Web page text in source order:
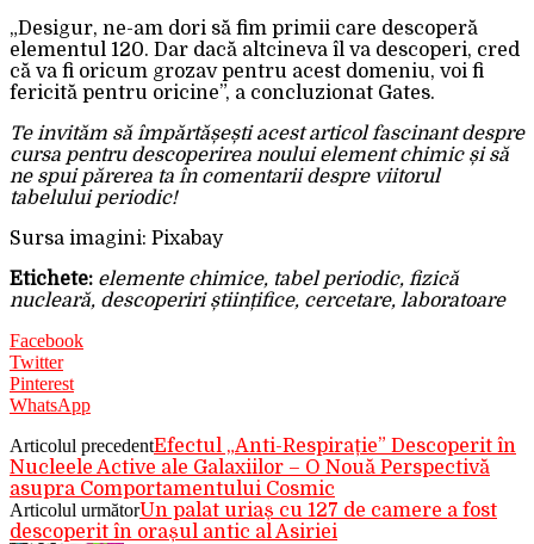
„Desigur, ne-am dori să fim primii care descoperă
elementul 120. Dar dacă altcineva îl va descoperi, cred
că va fi oricum grozav pentru acest domeniu, voi fi
fericită pentru oricine”, a concluzionat Gates.
Te invităm să împărtășești acest articol fascinant despre
cursa pentru descoperirea noului element chimic și să
ne spui părerea ta în comentarii despre viitorul
tabelului periodic!
Sursa imagini: Pixabay
Etichete: elemente chimice, tabel periodic, fizică
nucleară, descoperiri științifice, cercetare, laboratoare
Facebook
Twitter
Pinterest
WhatsApp
Articolul precedentEfectul „Anti-Respirație” Descoperit în
Nucleele Active ale Galaxiilor – O Nouă Perspectivă
asupra Comportamentului Cosmic
Articolul următorUn palat uriaș cu 127 de camere a fost
descoperit în orașul antic al Asiriei